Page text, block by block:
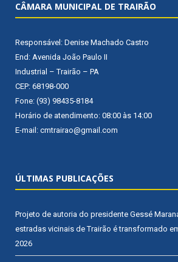
CÂMARA MUNICIPAL DE TRAIRÃO
Responsável: Denise Machado Castro
End: Avenida João Paulo II
Industrial – Trairão – PA
CEP: 68198-000
Fone: (93) 98435-8184
Horário de atendimento: 08:00 às 14:00
E-mail: cmtrairao@gmail.com
ÚLTIMAS PUBLICAÇÕES
Projeto de autoria do presidente Gessé
estradas vicinais de Trairão é transformado
2026